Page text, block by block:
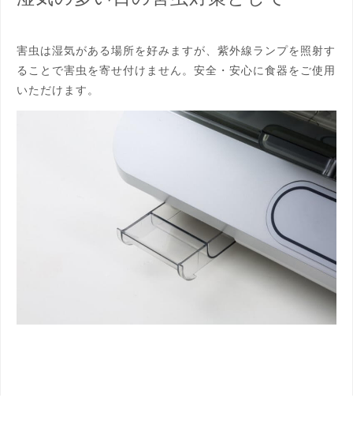
害虫は湿気がある場所を好みますが、紫外線ランプを照射す
ることで害虫を寄せ付けません。安全・安心に食器をご使用
いただけます。